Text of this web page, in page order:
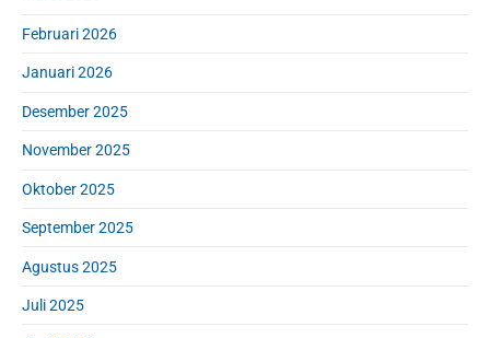
Februari 2026
Januari 2026
Desember 2025
November 2025
Oktober 2025
September 2025
Agustus 2025
Juli 2025